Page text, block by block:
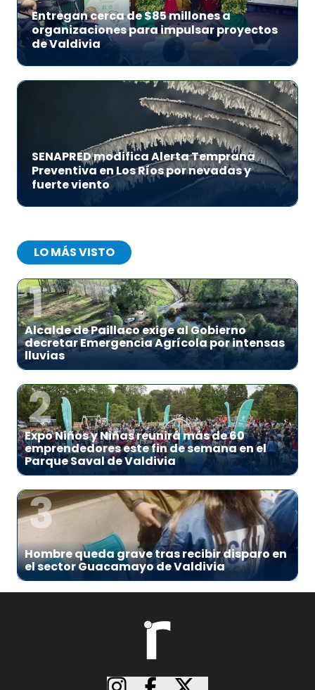
Entregan cerca de $85 millones a
organizaciones para impulsar proyectos
de Valdivia
SENAPRED modifica Alerta Temprana
Preventiva en Los Ríos por nevadas y
fuerte viento
LO MÁS VISTO
1
Alcalde de Paillaco exige al Gobierno
decretar Emergencia Agrícola por intensas
lluvias
2
Expo Niños y Niñas reunirá más de 60
emprendedores este fin de semana en el
Parque Saval de Valdivia
3
Hombre queda grave tras recibir disparo en
el sector Guacamayo de Valdivia